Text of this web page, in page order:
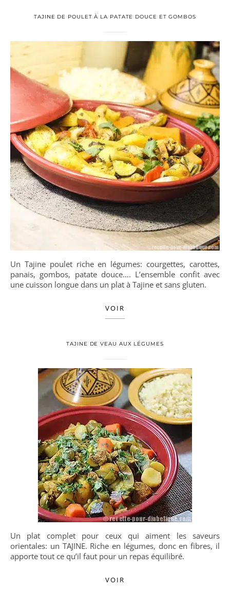
TAJINE DE POULET À LA PATATE DOUCE ET GOMBOS
Un Tajine poulet riche en légumes: courgettes, carottes,
panais, gombos, patate douce…. L’ensemble confit avec
une cuisson longue dans un plat à Tajine et sans gluten.
VOIR
TAJINE DE VEAU AUX LÉGUMES
Un plat complet pour ceux qui aiment les saveurs
orientales: un TAJINE. Riche en légumes, donc en fibres, il
apporte tout ce qu’il faut pour un repas équilibré.
VOIR